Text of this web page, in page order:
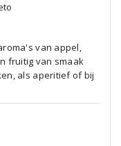
van appel,
fruitig van smaak
als aperitief of bij